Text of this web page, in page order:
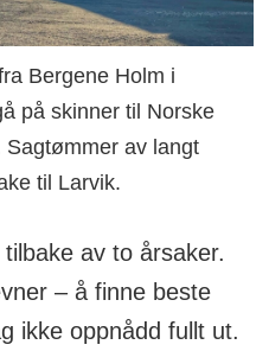
Bergene Holm i
på skinner til Norske
av langt
til Larvik.
av to årsaker.
– å finne beste
ikke oppnådd fullt ut.